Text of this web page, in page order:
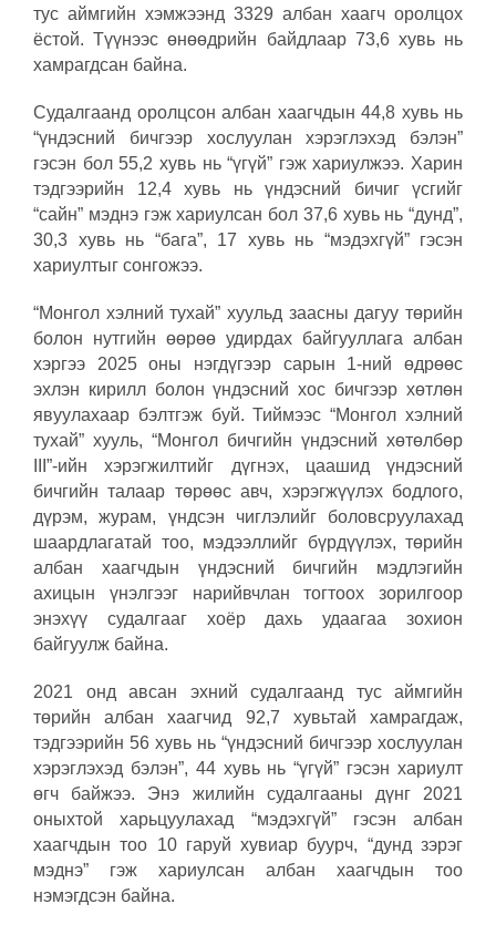
тус аймгийн хэмжээнд 3329 албан хаагч оролцох
ёстой. Түүнээс өнөөдрийн байдлаар 73,6 хувь нь
хамрагдсан байна.
Судалгаанд оролцсон албан хаагчдын 44,8 хувь нь
“үндэсний бичгээр хослуулан хэрэглэхэд бэлэн”
гэсэн бол 55,2 хувь нь “үгүй” гэж хариулжээ. Харин
тэдгээрийн 12,4 хувь нь үндэсний бичиг үсгийг
“сайн” мэднэ гэж хариулсан бол 37,6 хувь нь “дунд”,
30,3 хувь нь “бага”, 17 хувь нь “мэдэхгүй” гэсэн
хариултыг сонгожээ.
“Монгол хэлний тухай” хуульд заасны дагуу төрийн
болон нутгийн өөрөө удирдах байгууллага албан
хэргээ 2025 оны нэгдүгээр сарын 1-ний өдрөөс
эхлэн кирилл болон үндэсний хос бичгээр хөтлөн
явуулахаар бэлтгэж буй. Тиймээс “Монгол хэлний
тухай” хууль, “Монгол бичгийн үндэсний хөтөлбөр
III”-ийн хэрэгжилтийг дүгнэх, цаашид үндэсний
бичгийн талаар төрөөс авч, хэрэгжүүлэх бодлого,
дүрэм, журам, үндсэн чиглэлийг боловсруулахад
шаардлагатай тоо, мэдээллийг бүрдүүлэх, төрийн
албан хаагчдын үндэсний бичгийн мэдлэгийн
ахицын үнэлгээг нарийвчлан тогтоох зорилгоор
энэхүү судалгааг хоёр дахь удаагаа зохион
байгуулж байна.
2021 онд авсан эхний судалгаанд тус аймгийн
төрийн албан хаагчид 92,7 хувьтай хамрагдаж,
тэдгээрийн 56 хувь нь “үндэсний бичгээр хослуулан
хэрэглэхэд бэлэн”, 44 хувь нь “үгүй” гэсэн хариулт
өгч байжээ. Энэ жилийн судалгааны дүнг 2021
оныхтой харьцуулахад “мэдэхгүй” гэсэн албан
хаагчдын тоо 10 гаруй хувиар буурч, “дунд зэрэг
мэднэ” гэж хариулсан албан хаагчдын тоо
нэмэгдсэн байна.